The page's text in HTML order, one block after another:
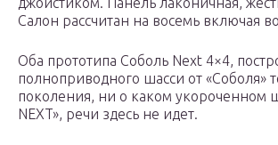
Салон рассчитан на восемь включая
Оба прототипа Соболь Next 4×4,
полноприводного шасси от «Соболя»
поколения, ни о каком укороченном
NEXT», речи здесь не идет.